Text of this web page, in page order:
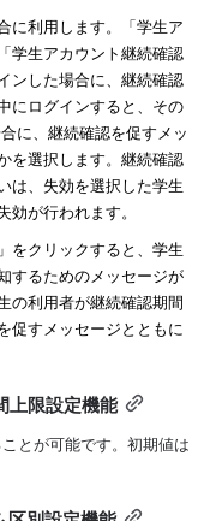
に利用します。「学生ア
学生アカウント継続確認
ンした場合に、継続確認
にログインすると、その
に、継続確認を促すメッ
を選択します。継続確認
は、失効を選択した学生
が行われます。
をクリックすると、学生
するためのメッセージが
の利用者が継続確認期間
促すメッセージとともに
上限設定機能
とが可能です。初期値は